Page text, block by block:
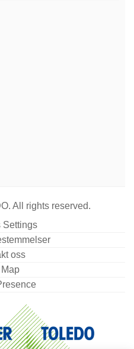
All rights reserved.
Settings
oss